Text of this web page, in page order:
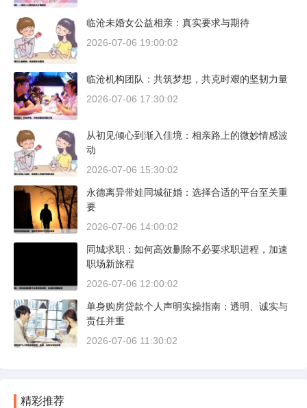
临沧未婚女公益相亲：真实要求与期待
2026-07-06 19:00:02
临沧机构团队：共筑梦想，共克时艰的坚韧力量
2026-07-06 17:30:02
从初见倾心到渐入佳境：相亲路上的微妙情感波
动
2026-07-06 15:30:02
永德离异带娃同城征婚：选择合适的平台至关重
要
2026-07-06 14:00:02
同城求职：如何高效删除不必要求职进程，加速
职场新旅程
2026-07-06 12:00:02
单身购房贷款个人声明实操指南：透明、诚实与
责任并重
2026-07-06 11:30:02
精彩推荐